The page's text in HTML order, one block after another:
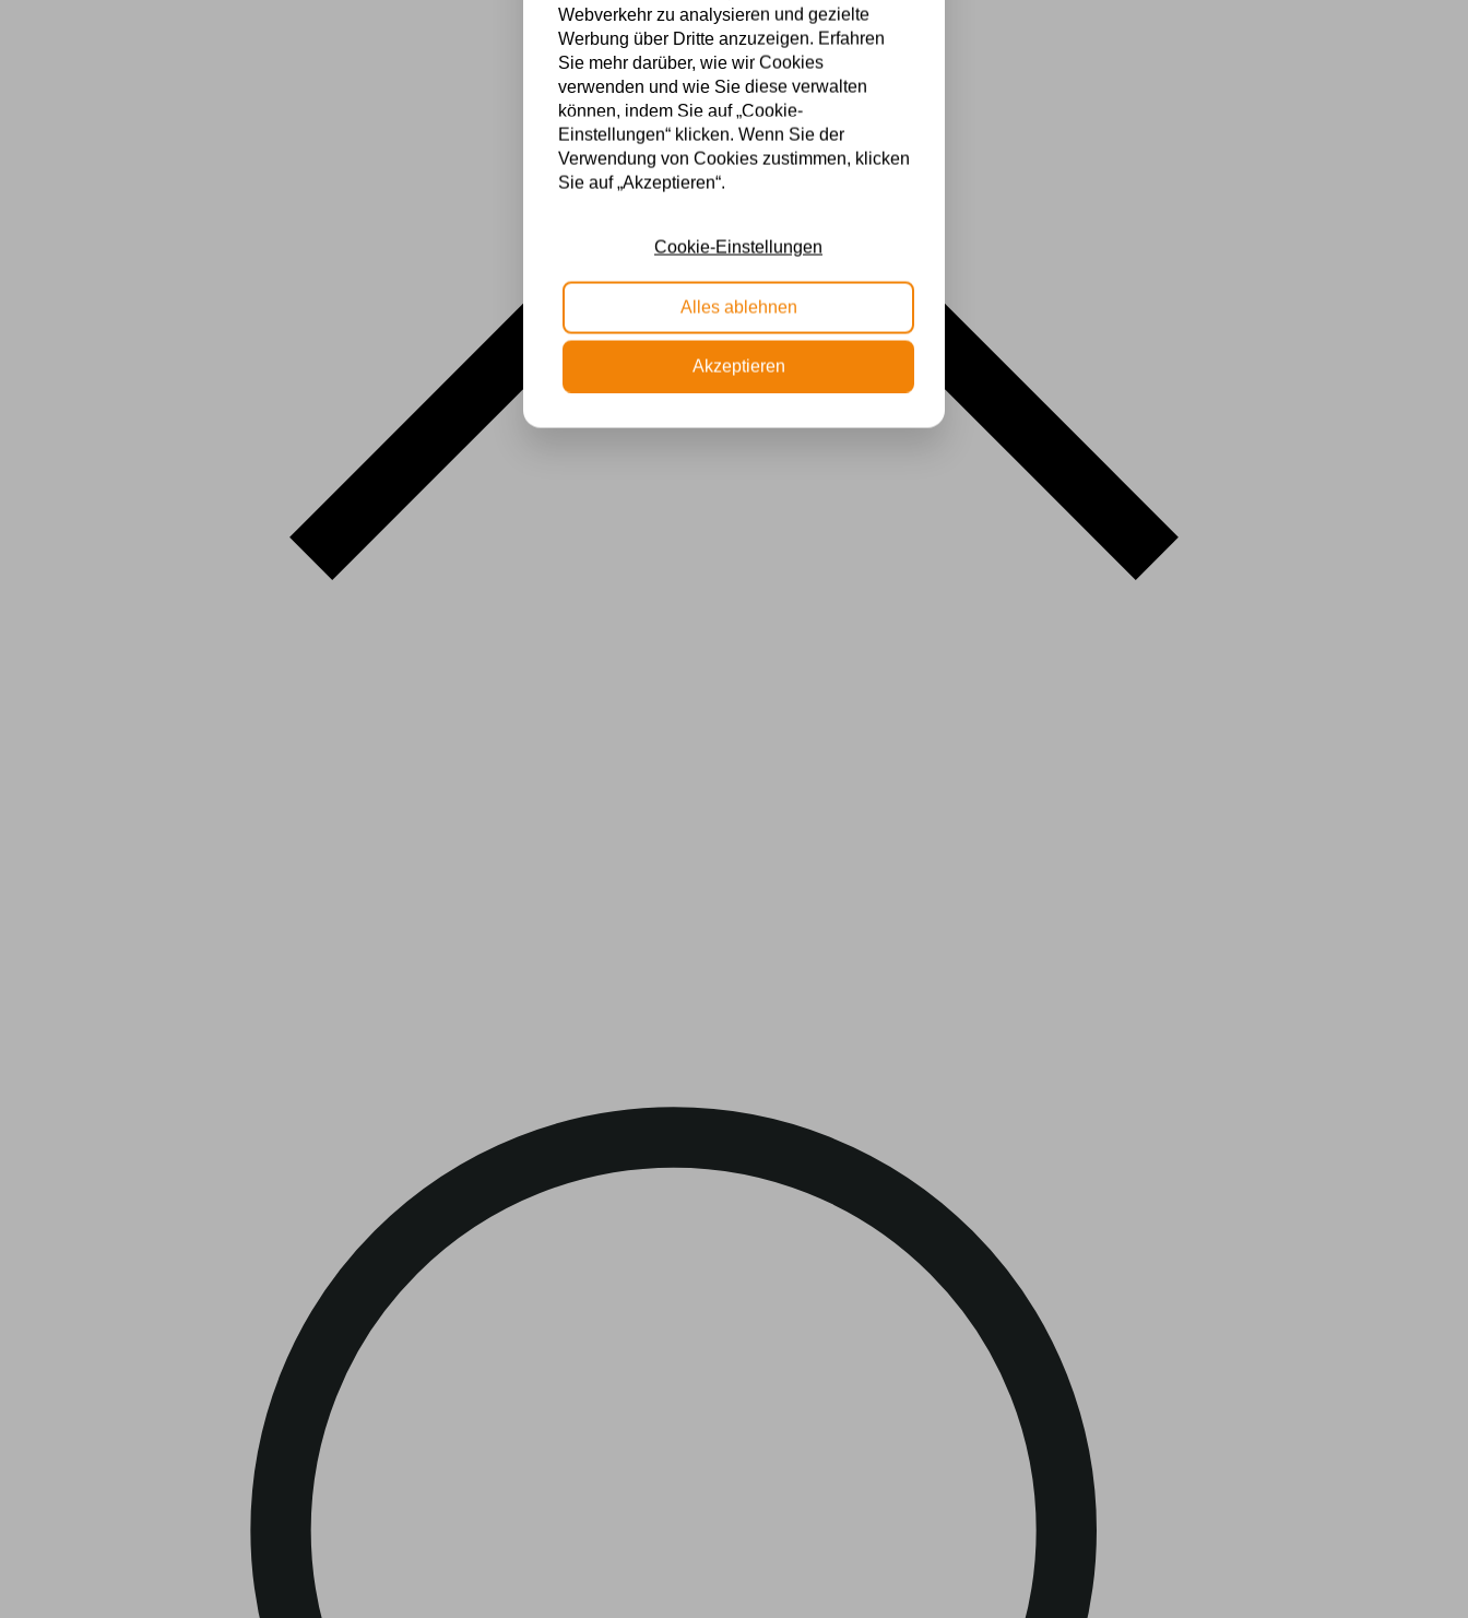
Webverkehr zu analysieren und gezielte
Werbung über Dritte anzuzeigen. Erfahren
Sie mehr darüber, wie wir Cookies
verwenden und wie Sie diese verwalten
können, indem Sie auf „Cookie-
Einstellungen“ klicken. Wenn Sie der
Verwendung von Cookies zustimmen, klicken
Sie auf „Akzeptieren“.
Cookie-Einstellungen
Alles ablehnen
Akzeptieren